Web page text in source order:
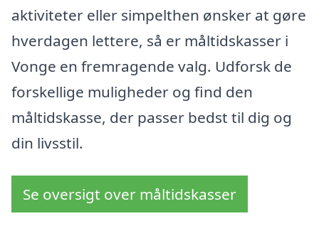
aktiviteter eller simpelthen ønsker at gøre
hverdagen lettere, så er måltidskasser i
Vonge en fremragende valg. Udforsk de
forskellige muligheder og find den
måltidskasse, der passer bedst til dig og
din livsstil.
Se oversigt over måltidskasser